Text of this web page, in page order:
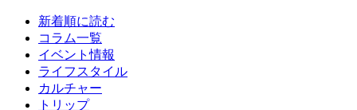
新着順に読む
コラム一覧
イベント情報
ライフスタイル
カルチャー
トリップ